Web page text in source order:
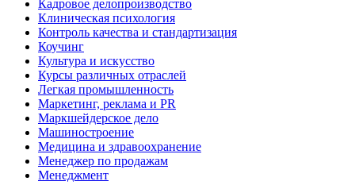
Кадровое делопроизводство
Клиническая психология
Контроль качества и стандартизация
Коучинг
Культура и искусство
Курсы различных отраслей
Легкая промышленность
Маркетинг, реклама и PR
Маркшейдерское дело
Машиностроение
Медицина и здравоохранение
Менеджер по продажам
Менеджмент